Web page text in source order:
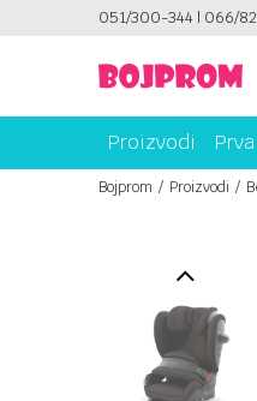
051/300-344 | 066/
Proizvodi
Bojprom Proizvodi